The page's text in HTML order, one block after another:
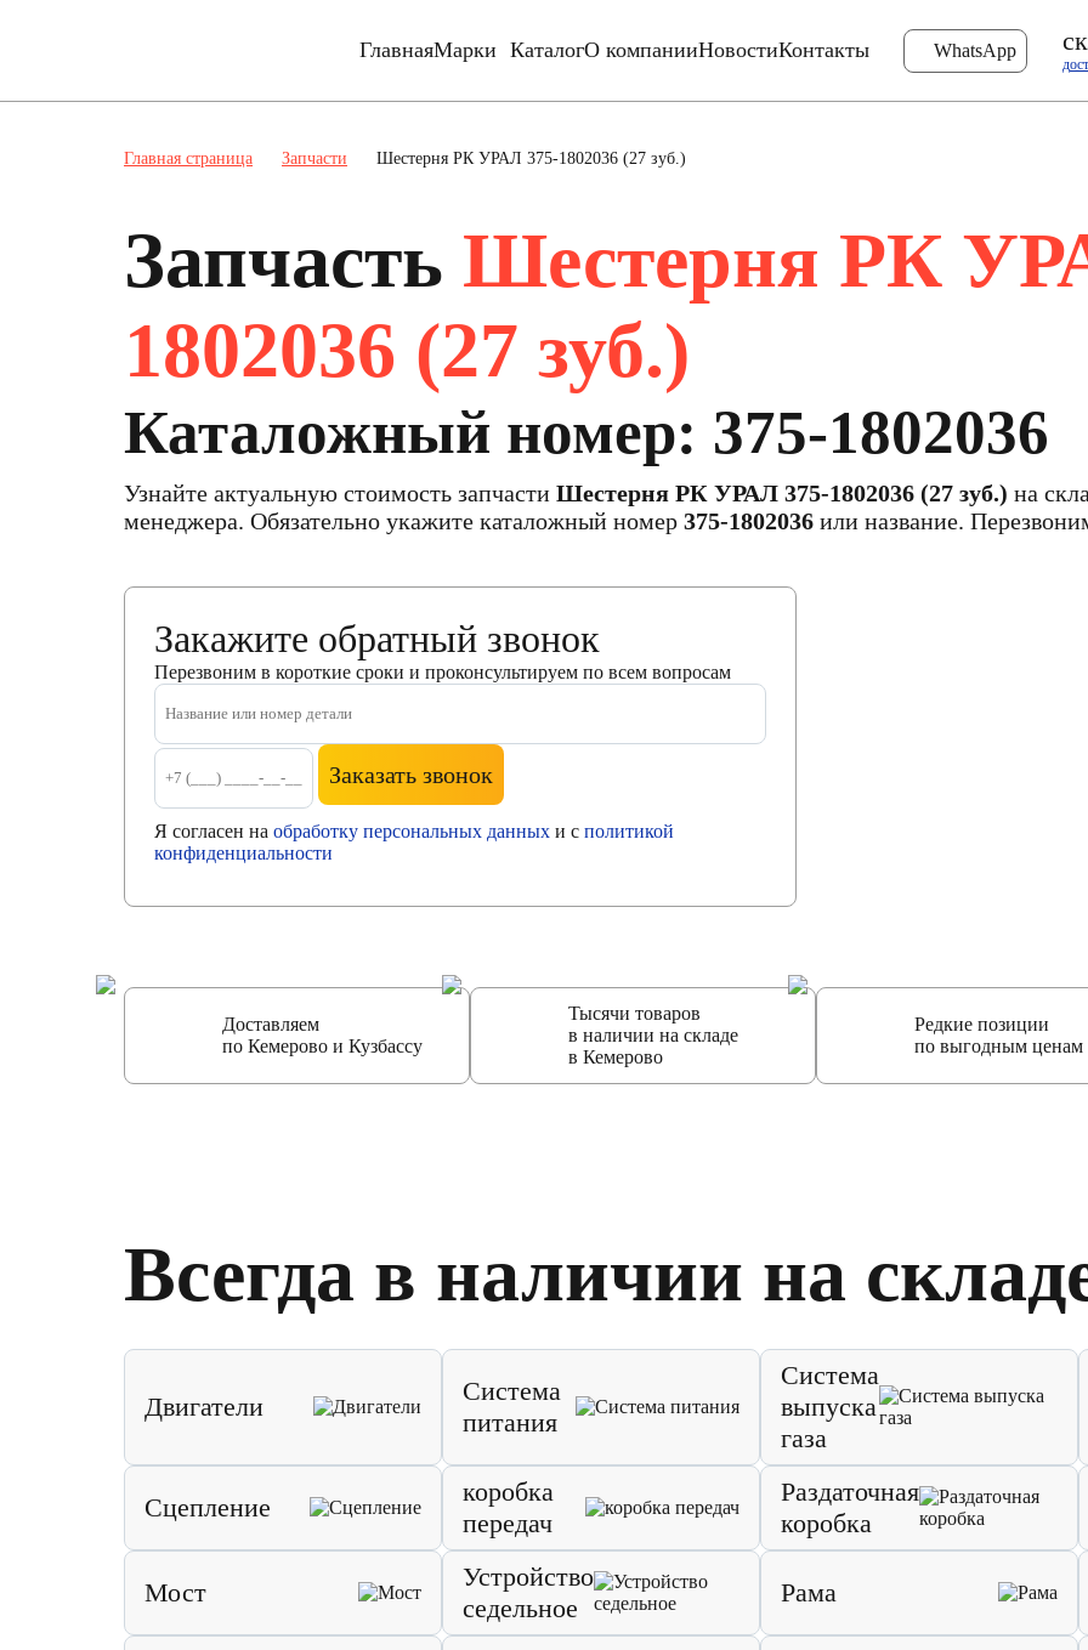
ГлавнаяМарки КаталогО компанииНовостиКонтакты WhatsApp
Главная страница Запчасти Шестерня РК УРАЛ 375-1802036 (27 зуб.)
Запчасть Шестерня РК
1802036 (27 зуб.)
Каталожный номер: 375-1802036
Узнайте актуальную стоимость запчасти Шестерня РК УРАЛ 375-1802036 (27 зуб.) на
менеджера. Обязательно укажите каталожный номер 375-1802036 или название.
Закажите обратный звонок
Перезвоним в короткие сроки и проконсультируем по всем вопросам
Заказать звонок
Я согласен на обработку персональных данных и с политикой
конфиденциальности
Доставляем
по Кемерово и Кузбассу
Тысячи товаров
в наличии на складе
в Кемерово
Редкие позиции
по выгодным ценам
Всегда в наличии на
Двигатели
Система
питания
Система
выпуска
газа
Сцепление
коробка
передач
Раздаточная
коробка
Мост
Устройство
седельное
Рама